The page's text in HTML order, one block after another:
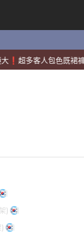
客人包色既裙褲款‼️ 唔
客人包色既裙褲款‼️ 唔
)
)